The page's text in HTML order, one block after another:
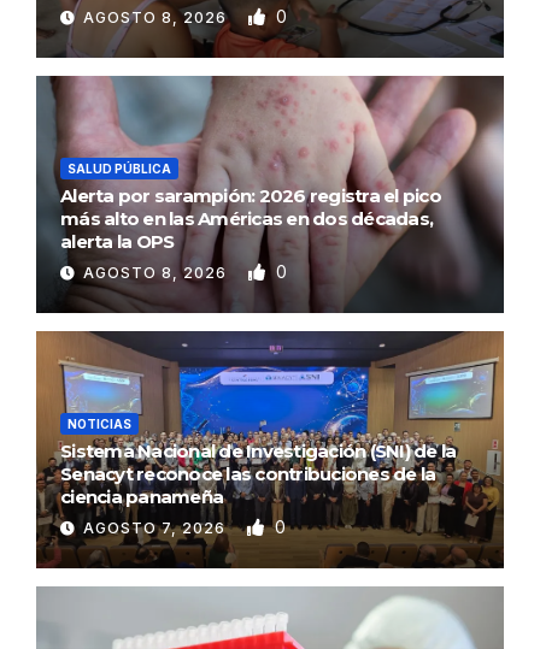
AGOSTO 8, 2026 0
SALUD PÚBLICA
Alerta por sarampión: 2026 registra el pico
más alto en las Américas en dos décadas,
alerta la OPS
AGOSTO 8, 2026 0
NOTICIAS
Sistema Nacional de Investigación (SNI) de la
Senacyt reconoce las contribuciones de la
ciencia panameña
AGOSTO 7, 2026 0